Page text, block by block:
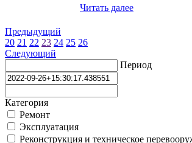
Читать далее
Предыдущий
20 21 22 23 24 25 26
Следующий
Период
Категория
Ремонт
Эксплуатация
Реконструкция и техническое